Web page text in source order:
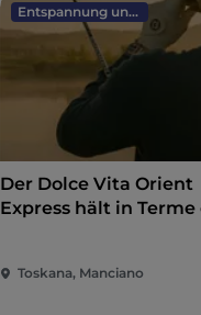
Entspannung und Wellness
Der Dolce Vita Orient
Express hält in Terme
Toskana, Manciano